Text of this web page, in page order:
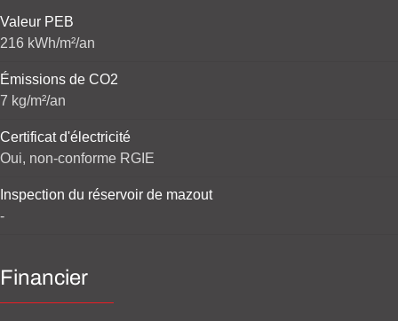
Valeur PEB
216 kWh/m²/an
Émissions de CO2
7 kg/m²/an
Certificat d'électricité
Oui, non-conforme RGIE
Inspection du réservoir de mazout
-
Financier